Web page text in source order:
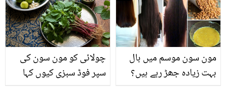
چولائی کو مون سون کی
سپر فوڈ سبزی کیوں کہا
مون سون موسم میں بال
بہت زیادہ جھڑ رہے ہیں؟